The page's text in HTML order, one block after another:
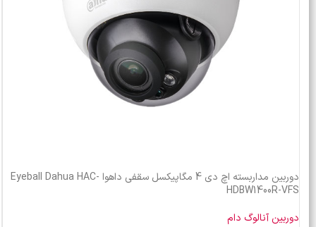
دوربین مداربسته اچ دی 4 مگاپیکسل سقفی داهوا Eyeball Dahua HAC-
HDBW1400R-VFS
دوربین آنالوگ دام